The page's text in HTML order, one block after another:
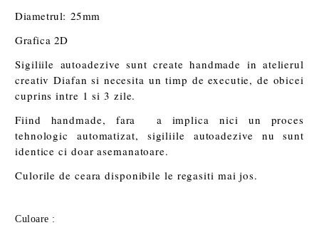
Diametrul: 25mm
Grafica 2D
Sigiliile autoadezive sunt create handmade in atelierul
creativ Diafan si necesita un timp de executie, de obicei
cuprins intre 1 si 3 zile.
Fiind handmade, fara a implica nici un proces
tehnologic automatizat, sigiliile autoadezive nu sunt
identice ci doar asemanatoare.
Culorile de ceara disponibile le regasiti mai jos.
Culoare :